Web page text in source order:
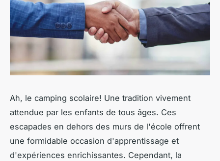
Ah, le camping scolaire! Une tradition vivement
attendue par les enfants de tous âges. Ces
escapades en dehors des murs de l'école offrent
une formidable occasion d'apprentissage et
d'expériences enrichissantes. Cependant, la